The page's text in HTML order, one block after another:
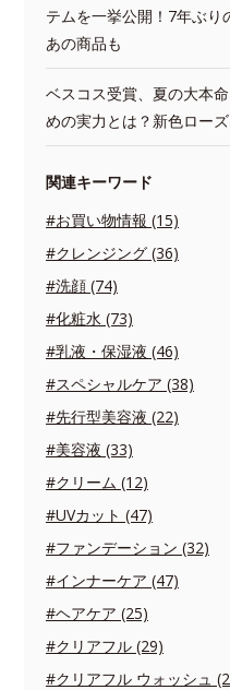
テムを一挙公開！7年ぶり
あの商品も
ベスコス受賞、夏の大本
めの実力とは？新色ロー
関連キーワード
#お買い物情報 (15)
#クレンジング (36)
#洗顔 (74)
#化粧水 (73)
#乳液・保湿液 (46)
#スペシャルケア (38)
#先行型美容液 (22)
#美容液 (33)
#クリーム (12)
#UVカット (47)
#ファンデーション (32)
#インナーケア (47)
#ヘアケア (25)
#クリアフル (29)
#クリアフル ウォッシュ